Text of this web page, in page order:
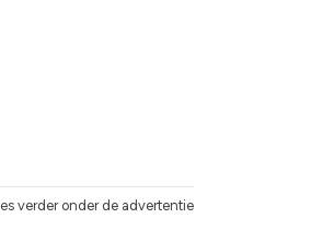
verder onder de advertentie